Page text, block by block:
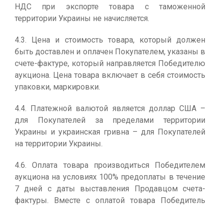
НДС при экспорте товара с таможенной
территории Украины не начисляется.
4.3. Цена и стоимость товара, который должен
быть доставлен и оплачен Покупателем, указаны в
счете-фактуре, который направляется Победителю
аукциона. Цена товара включает в себя стоимость
упаковки, маркировки.
4.4. Платежной валютой является доллар США –
для Покупателей за пределами территории
Украины и украинская гривна – для Покупателей
на территории Украины.
4.6. Оплата товара производиться Победителем
аукциона на условиях 100% предоплаты в течение
7 дней с даты выставления Продавцом счета-
фактуры. Вместе с оплатой товара Победитель